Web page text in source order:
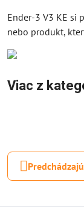
Ender-3 V3 KE si
nebo produkt,
Viac z